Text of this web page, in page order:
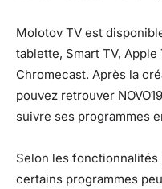
Molotov TV est
tablette, Smart TV,
Chromecast. Après la
pouvez retrouver
suivre ses programmes
Selon les
certains programmes